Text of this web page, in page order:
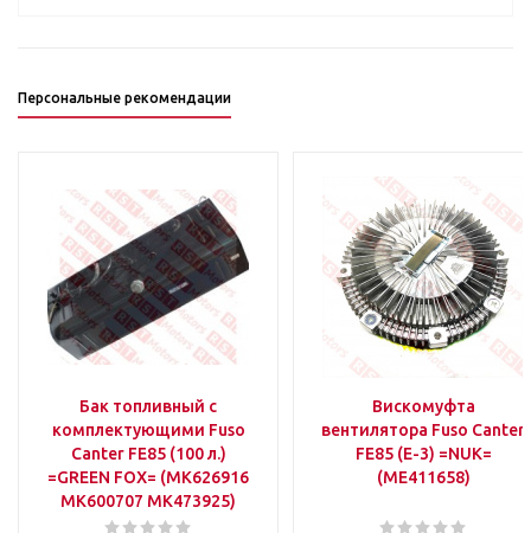
Персональные рекомендации
Бак топливный с
комплектующими Fuso
Canter FE85 (100 л.)
=GREEN FOX= (MK626916
MK600707 MK473925)
Вискомуфта
вентилятора Fuso Canter
FE85 (E-3) =NUK=
(ME411658)